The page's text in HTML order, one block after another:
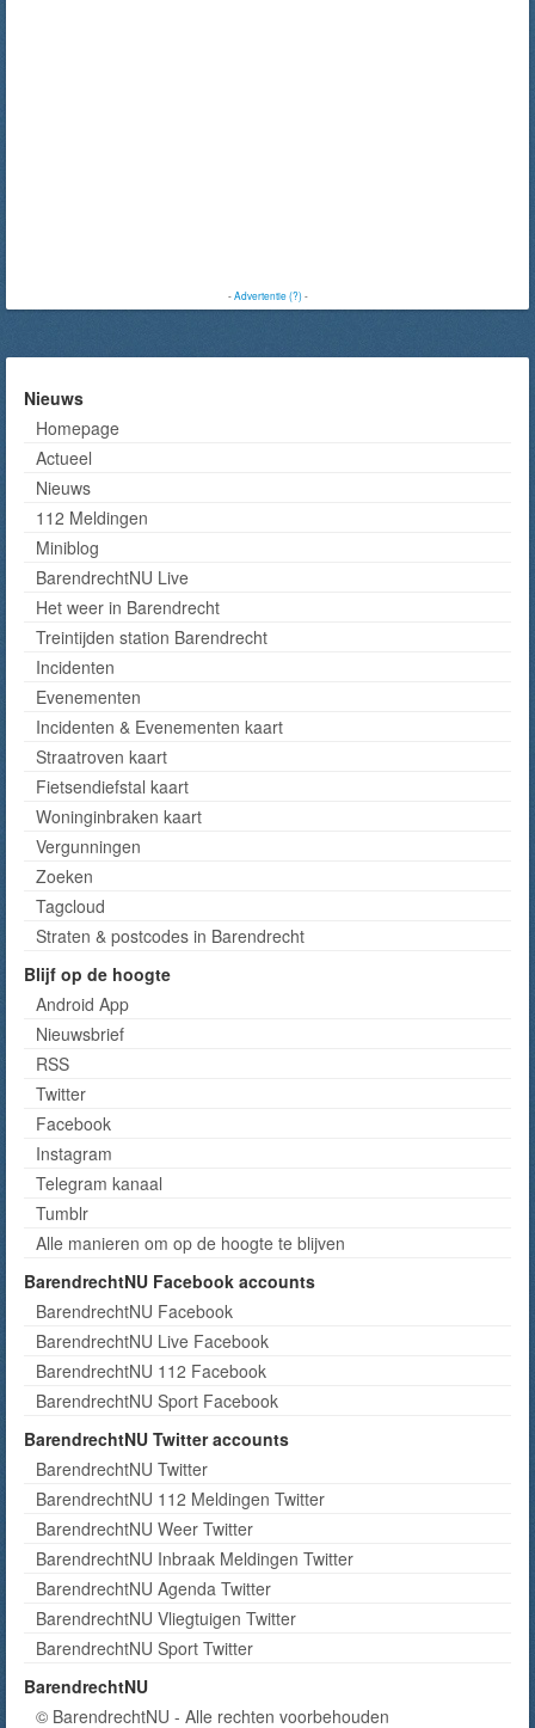
-Advertentie (?)-
Nieuws
Homepage
Actueel
Nieuws
112 Meldingen
Miniblog
BarendrechtNU Live
Het weer in Barendrecht
Treintijden station Barendrecht
Incidenten
Evenementen
Incidenten & Evenementen kaart
Straatroven kaart
Fietsendiefstal kaart
Woninginbraken kaart
Vergunningen
Zoeken
Tagcloud
Straten & postcodes in Barendrecht
Blijf op de hoogte
Android App
Nieuwsbrief
RSS
Twitter
Facebook
Instagram
Telegram kanaal
Tumblr
Alle manieren om op de hoogte te blijven
BarendrechtNU Facebook accounts
BarendrechtNU Facebook
BarendrechtNU Live Facebook
BarendrechtNU 112 Facebook
BarendrechtNU Sport Facebook
BarendrechtNU Twitter accounts
BarendrechtNU Twitter
BarendrechtNU 112 Meldingen Twitter
BarendrechtNU Weer Twitter
BarendrechtNU Inbraak Meldingen Twitter
BarendrechtNU Agenda Twitter
BarendrechtNU Vliegtuigen Twitter
BarendrechtNU Sport Twitter
BarendrechtNU
© BarendrechtNU - Alle rechten voorbehouden